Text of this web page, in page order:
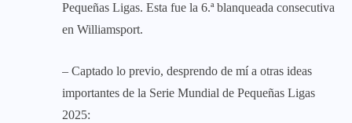
Pequeñas Ligas. Esta fue la 6.ª blanqueada consecutiva
en Williamsport.
– Captado lo previo, desprendo de mí a otras ideas
importantes de la Serie Mundial de Pequeñas Ligas
2025: